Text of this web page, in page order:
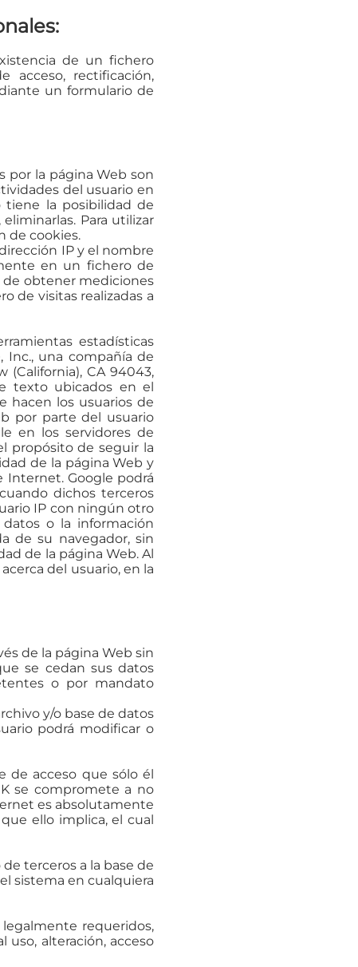
de un fichero
acceso, rectificación,
un formulario de
por la página Web son
del usuario en
tiene la posibilidad de
Para utilizar
de cookies.
IP y el nombre
en un fichero de
obtener mediciones
de visitas realizadas a
estadísticas
Inc., una compañía de
(California), CA 94043,
texto ubicados en el
hacen los usuarios de
por parte del usuario
en los servidores de
propósito de seguir la
de la página Web y
Internet. Google podrá
dichos terceros
IP con ningún otro
o la información
de su navegador, sin
de la página Web. Al
del usuario, en la
de la página Web sin
se cedan sus datos
o por mandato
y/o base de datos
podrá modificar o
de acceso que sólo él
se compromete a no
es absolutamente
ello implica, el cual
terceros a la base de
sistema en cualquiera
requeridos,
uso, alteración, acceso